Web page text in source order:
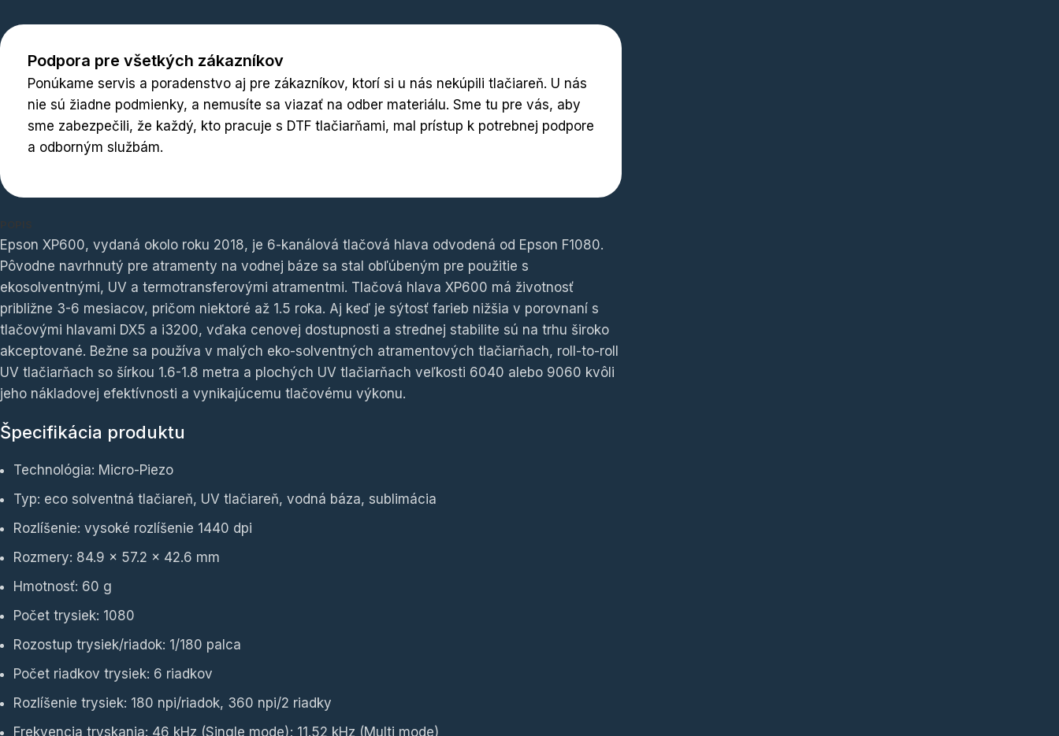
Podpora pre všetkých zákazníkov
Ponúkame servis a poradenstvo aj pre zákazníkov, ktorí si u nás nekúpili tlačiareň. U nás
nie sú žiadne podmienky, a nemusíte sa viazať na odber materiálu. Sme tu pre vás, aby
sme zabezpečili, že každý, kto pracuje s DTF tlačiarňami, mal prístup k potrebnej podpore
a odborným službám.
Epson XP600, vydaná okolo roku 2018, je 6-kanálová tlačová hlava odvodená od Epson F1080.
Pôvodne navrhnutý pre atramenty na vodnej báze sa stal obľúbeným pre použitie s
ekosolventnými, UV a termotransferovými atramentmi. Tlačová hlava XP600 má životnosť
približne 3-6 mesiacov, pričom niektoré až 1.5 roka. Aj keď je sýtosť farieb nižšia v porovnaní s
tlačovými hlavami DX5 a i3200, vďaka cenovej dostupnosti a strednej stabilite sú na trhu široko
akceptované. Bežne sa používa v malých eko-solventných atramentových tlačiarňach, roll-to-roll
UV tlačiarňach so šírkou 1.6-1.8 metra a plochých UV tlačiarňach veľkosti 6040 alebo 9060 kvôli
jeho nákladovej efektívnosti a vynikajúcemu tlačovému výkonu.
Špecifikácia produktu
Technológia: Micro-Piezo
Typ: eco solventná tlačiareň, UV tlačiareň, vodná báza, sublimácia
Rozlíšenie: vysoké rozlíšenie 1440 dpi
Rozmery: 84.9 x 57.2 x 42.6 mm
Hmotnosť: 60 g
Počet trysiek: 1080
Rozostup trysiek/riadok: 1/180 palca
Počet riadkov trysiek: 6 riadkov
Rozlíšenie trysiek: 180 npi/riadok, 360 npi/2 riadky
Frekvencia tryskania: 46 kHz (Single mode); 11.52 kHz (Multi mode)